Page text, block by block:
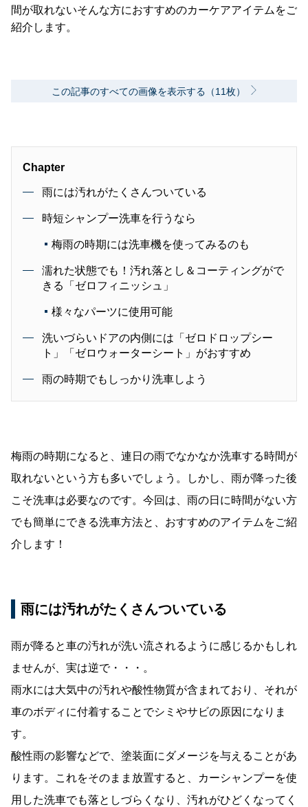
間が取れないそんな方におすすめのカーケアアイテムをご
紹介します。
この記事のすべての画像を表示する（11枚）
Chapter
雨には汚れがたくさんついている
時短シャンプー洗車を行うなら
梅雨の時期には洗車機を使ってみるのも
濡れた状態でも！汚れ落とし＆コーティングがで
きる「ゼロフィニッシュ」
様々なパーツに使用可能
洗いづらいドアの内側には「ゼロドロップシー
ト」「ゼロウォーターシート」がおすすめ
雨の時期でもしっかり洗車しよう
梅雨の時期になると、連日の雨でなかなか洗車する時間が
取れないという方も多いでしょう。しかし、雨が降った後
こそ洗車は必要なのです。今回は、雨の日に時間がない方
でも簡単にできる洗車方法と、おすすめのアイテムをご紹
介します！
雨には汚れがたくさんついている
雨が降ると車の汚れが洗い流されるように感じるかもしれ
ませんが、実は逆で・・・。
雨水には大気中の汚れや酸性物質が含まれており、それが
車のボディに付着することでシミやサビの原因になりま
す。
酸性雨の影響などで、塗装面にダメージを与えることがあ
ります。これをそのまま放置すると、カーシャンプーを使
用した洗車でも落としづらくなり、汚れがひどくなってく